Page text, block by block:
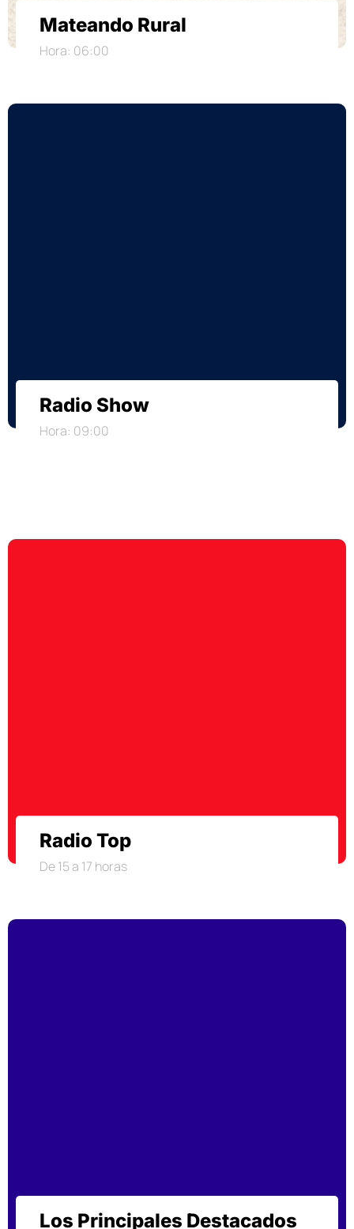
Mateando Rural
Hora: 06:00
Radio Show
Hora: 09:00
Radio Top
De 15 a 17 horas
Los Principales Destacados